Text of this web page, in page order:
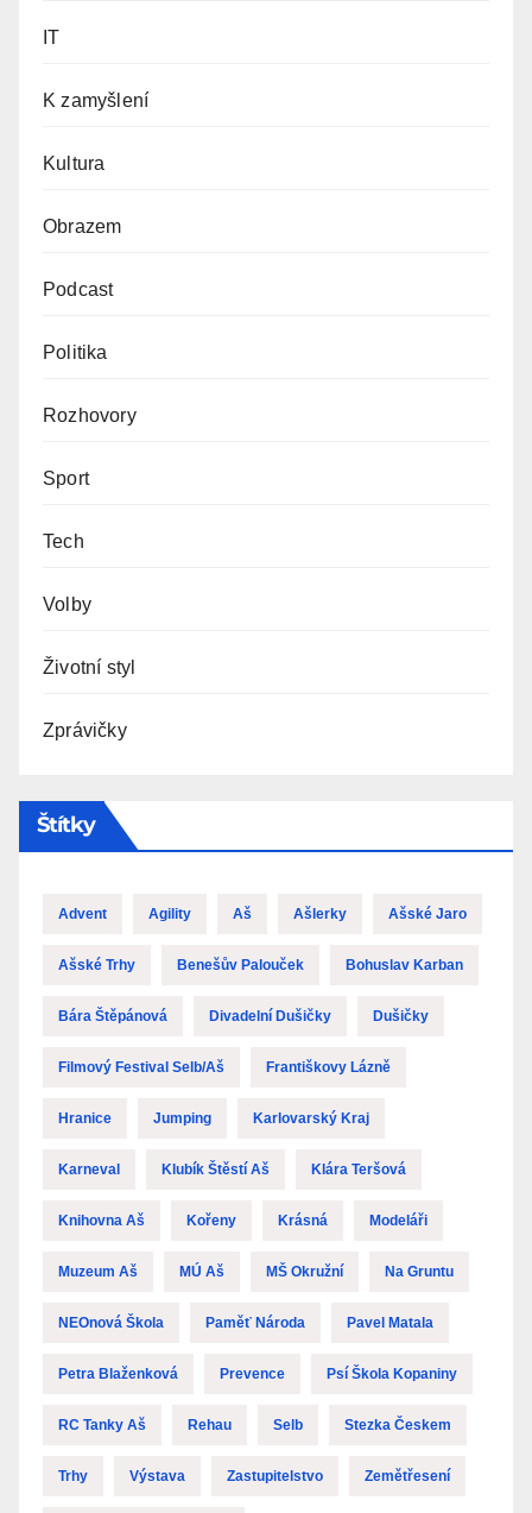
IT
K zamyšlení
Kultura
Obrazem
Podcast
Politika
Rozhovory
Sport
Tech
Volby
Životní styl
Zprávičky
Štítky
Advent Agility Aš Ašlerky Ašské Jaro
Ašské Trhy Benešův Palouček Bohuslav Karban
Bára Štěpánová Divadelní Dušičky Dušičky
Filmový Festival Selb/Aš Františkovy Lázně
Hranice Jumping Karlovarský Kraj
Karneval Klubík Štěstí Aš Klára Teršová
Knihovna Aš Kořeny Krásná Modeláři
Muzeum Aš MÚ Aš MŠ Okružní Na Gruntu
NEOnová Škola Paměť Národa Pavel Matala
Petra Blaženková Prevence Psí Škola Kopaniny
RC Tanky Aš Rehau Selb Stezka Českem
Trhy Výstava Zastupitelstvo Zemětřesení